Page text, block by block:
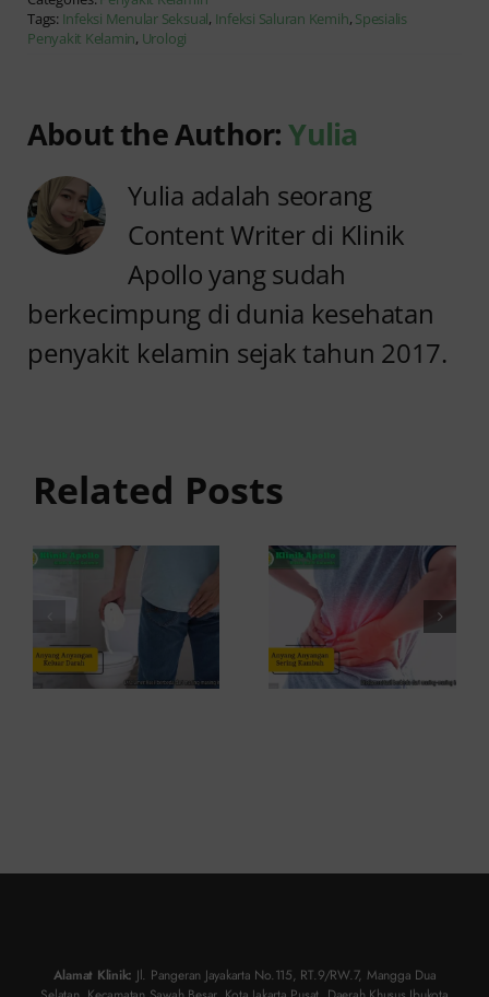
Tags: Infeksi Menular Seksual, Infeksi Saluran Kemih, Spesialis
Penyakit Kelamin, Urologi
About the Author:Yulia
Yulia adalah seorang
Content Writer di Klinik
Apollo yang sudah
berkecimpung di dunia kesehatan
penyakit kelamin sejak tahun 2017.
Related Posts
Anyang
Darah:
Penyebab
dan Kapan
ke Dokter
Kambuh
dan Cara
Atasinya
Alamat Klinik: Jl. Pangeran Jayakarta No.115, RT.9/RW.7, Mangga Dua